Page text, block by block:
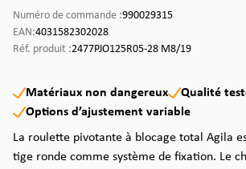
Numéro de commande :990029315
EAN:4031582302028
Réf. produit :2477PJO125R05-28 M8/19
Matériaux non dangereux
Qualité
Options d’ajustement variable
La roulette pivotante à blocage total Agila
tige ronde comme système de fixation. Le